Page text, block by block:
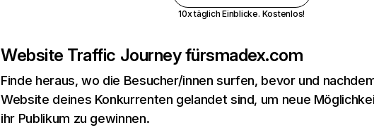
10x täglich Einblicke. Kostenlos!
Website Traffic Journey fürsmadex.com
Finde heraus, wo die Besucher/innen surfen, bevor und
Website deines Konkurrenten gelandet sind, um neue
ihr Publikum zu gewinnen.